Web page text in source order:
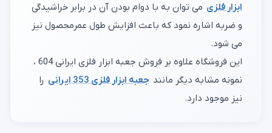
ابزار فلزی می توان به با دوام بودن آن در برابر خراشیدگی
و ضربه اشاره نمود که باعث افزایش طول عمرمحصول نیز
می شود.
این فروشگاه علاوه بر فروش جعبه ابزار فلزی ایرانی 604 ،
نمونه مشابه دیگر مانند جعبه ابزار فلزی 353 ایرانی
را
نیز موجود دارد.